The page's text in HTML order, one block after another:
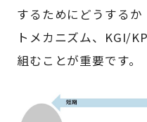
するためにどうする
トメカニズム、KGI/
組むことが重要です。